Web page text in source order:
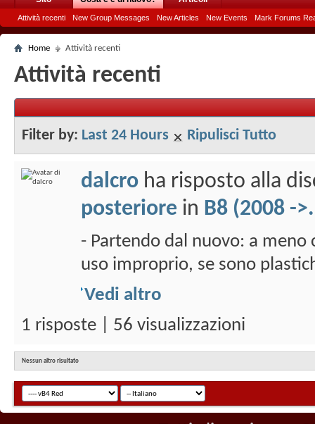
Attività recenti New Group Messages New Articles New Events Mark Forums
Home Attività recenti
Attività recenti
Filter by: Last 24 Hours Ripulisci Tutto
dalcro ha risposto alla
posteriore in B8 (2008 -
- Partendo dal nuovo: a meno
uso improprio, se sono
Vedi altro
1 risposte | 56 visualizzazioni
Nessun altro risultato